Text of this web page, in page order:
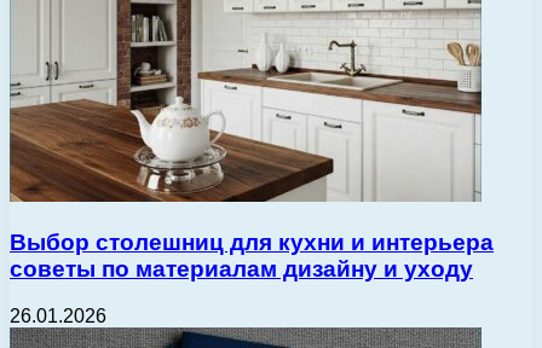
Выбор столешниц для кухни и интерьера
советы по материалам дизайну и уходу
26.01.2026